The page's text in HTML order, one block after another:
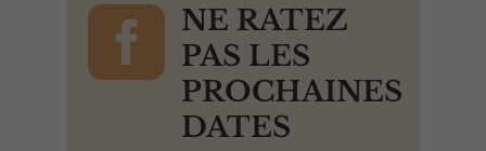

NE RATEZ
PAS LES
PROCHAINES
DATES